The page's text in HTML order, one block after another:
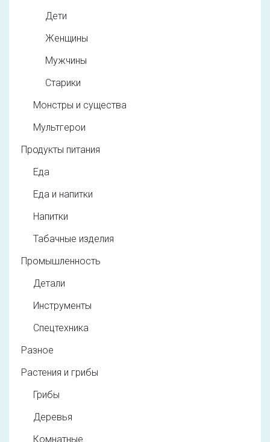
Дети
Женщины
Мужчины
Старики
Монстры и существа
Мультгерои
Продукты питания
Еда
Еда и напитки
Напитки
Табачные изделия
Промышленность
Детали
Инструменты
Спецтехника
Разное
Растения и грибы
Грибы
Деревья
Комнатные